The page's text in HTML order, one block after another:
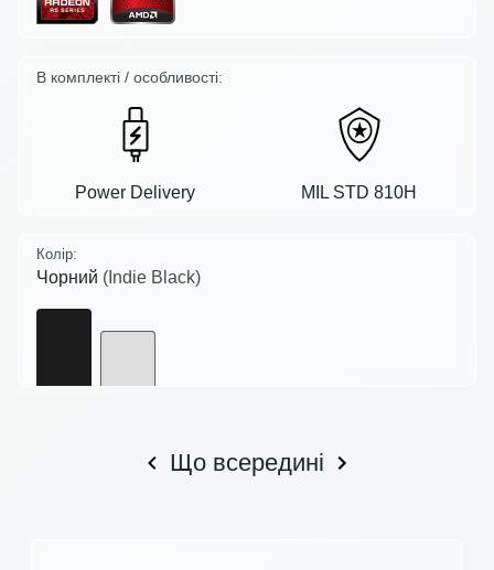
В комплекті / особливості:
Power Delivery MIL STD 810H
Колір:
Чорний (Indie Black)
Що всередині